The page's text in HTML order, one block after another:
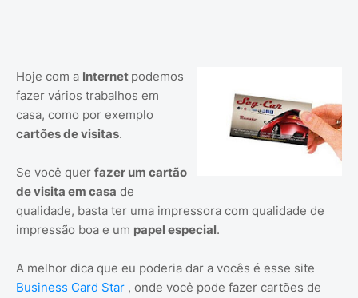
Hoje com a Internet podemos
fazer vários trabalhos em
casa, como por exemplo
cartões de visitas.
Se você quer fazer um cartão
de visita em casa de
qualidade, basta ter uma impressora com qualidade de
impressão boa e um papel especial.
A melhor dica que eu poderia dar a vocês é esse site
Business Card Star , onde você pode fazer cartões de